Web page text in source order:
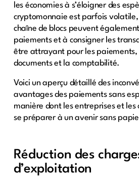
les économies à s’éloigner des
cryptomonnaie est parfois volatile,
chaîne de blocs peuvent
paiements et à consigner les
être attrayant pour les paiements,
documents et la comptabilité.
Voici un aperçu détaillé des
avantages des paiements sans
manière dont les entreprises et
se préparer à un avenir sans
Réduction des
d’exploitation